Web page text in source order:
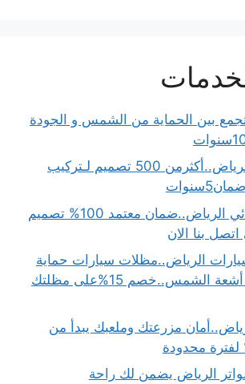
بين الحماية من الشمس و الجودة
تركيب مظلات الرياض..أكثرمن 500 تصميم لـتركيب
مظلات شد انشائي الرياض..ضمان معتمد 100% تصميم
بنا الان
الرياض..مظلات سيارات حماية
مثالية 100%من أشعة الشمس..خصم 15%على مظلتك
مزرعتك وملعبك يبدأ من
الرياض يضمن لك راحة